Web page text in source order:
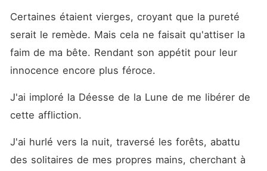
Certaines étaient vierges, croyant que la pureté
serait le remède. Mais cela ne faisait qu'attiser la
faim de ma bête. Rendant son appétit pour leur
innocence encore plus féroce.
J'ai imploré la Déesse de la Lune de me libérer de
cette affliction.
J'ai hurlé vers la nuit, traversé les forêts, abattu
des solitaires de mes propres mains, cherchant à